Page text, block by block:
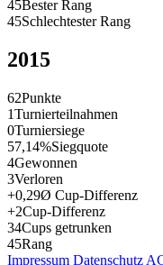
45Bester Rang
45Schlechtester Rang
2015
62Punkte
1Turnierteilnahmen
0Turniersiege
57,14%Siegquote
4Gewonnen
3Verloren
+0,29Ø Cup-Differenz
+2Cup-Differenz
34Cups getrunken
45Rang
Impressum Datenschutz